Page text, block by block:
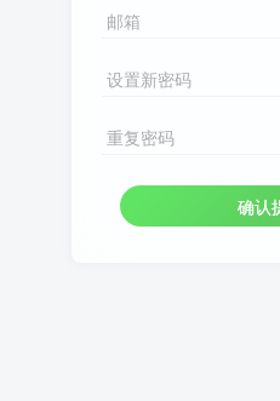
邮箱
设置新密码
重复密码
确认